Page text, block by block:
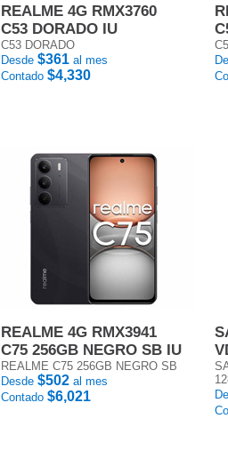
REALME 4G RMX3760
C53 DORADO IU
C53 DORADO
Desde $361 al mes
Contado $4,330
REALME 4G RMX3941
C75 256GB NEGRO SB IU
REALME C75 256GB NEGRO SB
Desde $502 al mes
Contado $6,021